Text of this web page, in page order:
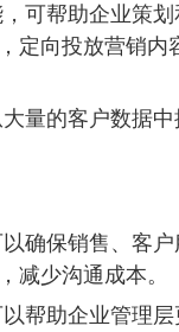
可帮助企业策
定向投放营销内
量的客户数据
确保销售、客
减少沟通成本。
帮助企业管理